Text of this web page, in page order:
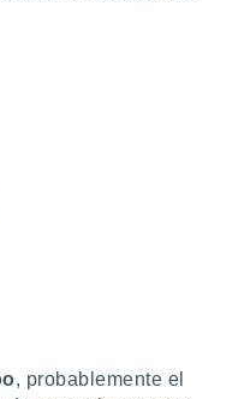
, probablemente el